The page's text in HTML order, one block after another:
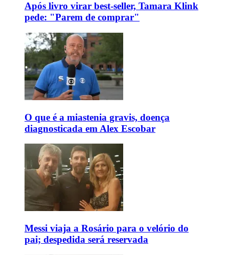
Após livro virar best-seller, Tamara Klink
pede: "Parem de comprar"
O que é a miastenia gravis, doença
diagnosticada em Alex Escobar
Messi viaja a Rosário para o velório do
pai; despedida será reservada